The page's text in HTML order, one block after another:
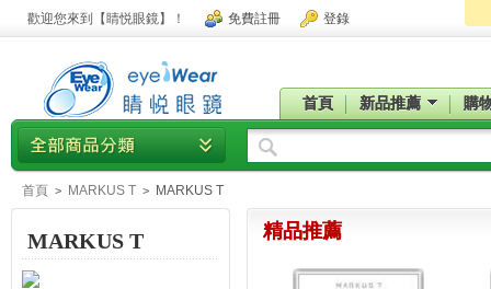
歡迎您來到【睛悦眼鏡】！ 免費註冊 登錄
首頁 新品推薦 購
首頁 > MARKUS T > MARKUS T
精品推薦
MARKUS T